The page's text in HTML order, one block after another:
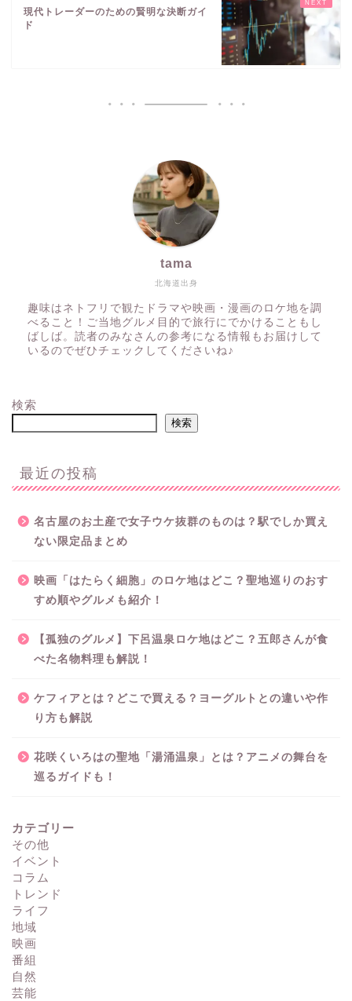
現代トレーダーのための賢明な決断ガイ
ド
北海道出身
tama
趣味はネトフリで観たドラマや映画・漫画のロケ地を調
べること！ご当地グルメ目的で旅行にでかけることもし
ばしば。読者のみなさんの参考になる情報もお届けして
いるのでぜひチェックしてくださいね♪
検索
検索
最近の投稿
名古屋のお土産で女子ウケ抜群のものは？駅でしか買え
ない限定品まとめ
映画「はたらく細胞」のロケ地はどこ？聖地巡りのおす
すめ順やグルメも紹介！
【孤独のグルメ】下呂温泉ロケ地はどこ？五郎さんが食
べた名物料理も解説！
ケフィアとは？どこで買える？ヨーグルトとの違いや作
り方も解説
花咲くいろはの聖地「湯涌温泉」とは？アニメの舞台を
巡るガイドも！
カテゴリー
その他
イベント
コラム
トレンド
ライフ
地域
映画
番組
自然
芸能